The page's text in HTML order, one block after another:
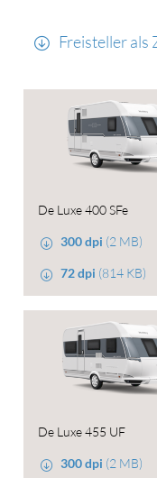
Freisteller als
De Luxe 400 SFe
300 dpi (2 MB)
72 dpi (814 KB)
De Luxe 455 UF
300 dpi (2 MB)